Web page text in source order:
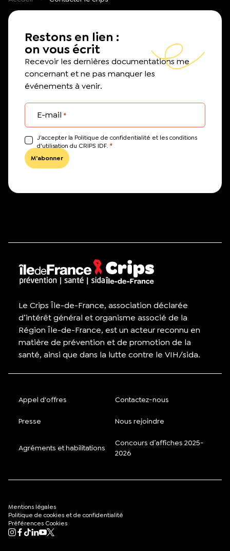
Restons en lien :
on vous écrit
Recevoir les dernières documentations me
concernant et ne pas manquer les
événements à venir.
E-mail *
J’accepter la Politique de confidentialité et les conditions
d'utilisation du CRIPS IDF. *
Le Crips Île-de-France, association déclarée
d’intérêt général et organisme associé de la
Région Île-de-France, est un acteur reconnu en
matière de prévention et de promotion de la
santé, ainsi que dans la lutte contre le VIH/sida.
Appel d'offres Contactez-nous
Presse Nous rejoindre
Agréments et habilitations
Concours d’affiches 2025-
2026
Mentions légales
Politique de cookies et de confidentialité
Préférences Cookies